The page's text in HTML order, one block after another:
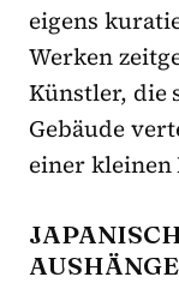
eigens
Werken
Künstler, die
Gebäude
einer kleinen